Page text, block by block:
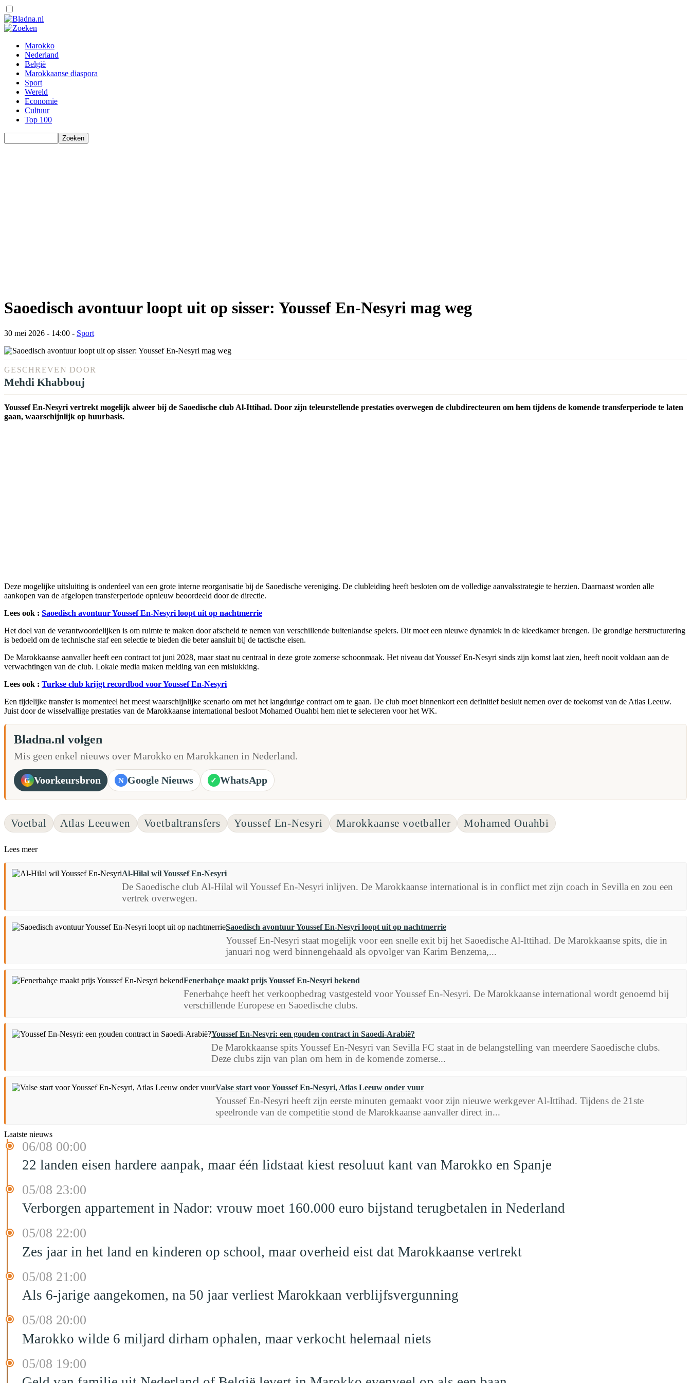
Marokko
Nederland
België
Marokkaanse diaspora
Sport
Wereld
Economie
Cultuur
Top 100
Saoedisch avontuur loopt uit op sisser: Youssef En-Nesyri mag weg
30 mei 2026 - 14:00 - Sport
GESCHREVEN DOOR
Mehdi Khabbouj
Youssef En-Nesyri vertrekt mogelijk alweer bij de Saoedische club Al-Ittihad. Door zijn teleurstellende prestaties overwegen de clubdirecteuren om hem tijdens de komende transferperiode te laten
gaan, waarschijnlijk op huurbasis.
Deze mogelijke uitsluiting is onderdeel van een grote interne reorganisatie bij de Saoedische vereniging. De clubleiding heeft besloten om de volledige aanvalsstrategie te herzien. Daarnaast worden alle
aankopen van de afgelopen transferperiode opnieuw beoordeeld door de directie.
Lees ook : Saoedisch avontuur Youssef En-Nesyri loopt uit op nachtmerrie
Het doel van de verantwoordelijken is om ruimte te maken door afscheid te nemen van verschillende buitenlandse spelers. Dit moet een nieuwe dynamiek in de kleedkamer brengen. De grondige herstructurering
is bedoeld om de technische staf een selectie te bieden die beter aansluit bij de tactische eisen.
De Marokkaanse aanvaller heeft een contract tot juni 2028, maar staat nu centraal in deze grote zomerse schoonmaak. Het niveau dat Youssef En-Nesyri sinds zijn komst laat zien, heeft nooit voldaan aan de
verwachtingen van de club. Lokale media maken melding van een mislukking.
Lees ook : Turkse club krijgt recordbod voor Youssef En-Nesyri
Een tijdelijke transfer is momenteel het meest waarschijnlijke scenario om met het langdurige contract om te gaan. De club moet binnenkort een definitief besluit nemen over de toekomst van de Atlas Leeuw.
Juist door de wisselvallige prestaties van de Marokkaanse international besloot Mohamed Ouahbi hem niet te selecteren voor het WK.
Bladna.nl volgen
Mis geen enkel nieuws over Marokko en Marokkanen in Nederland.
G Voorkeursbron N Google Nieuws ✓ WhatsApp
Voetbal Atlas Leeuwen Voetbaltransfers Youssef En-Nesyri Marokkaanse voetballer Mohamed Ouahbi
Lees meer
Al-Hilal wil Youssef En-Nesyri
De Saoedische club Al-Hilal wil Youssef En-Nesyri inlijven. De Marokkaanse international is in conflict met zijn coach in Sevilla en zou een
vertrek overwegen.
Saoedisch avontuur Youssef En-Nesyri loopt uit op nachtmerrie
Youssef En-Nesyri staat mogelijk voor een snelle exit bij het Saoedische Al-Ittihad. De Marokkaanse spits, die in
januari nog werd binnengehaald als opvolger van Karim Benzema,...
Fenerbahçe maakt prijs Youssef En-Nesyri bekend
Fenerbahçe heeft het verkoopbedrag vastgesteld voor Youssef En-Nesyri. De Marokkaanse international wordt genoemd bij
verschillende Europese en Saoedische clubs.
Youssef En-Nesyri: een gouden contract in Saoedi-Arabië?
De Marokkaanse spits Youssef En-Nesyri van Sevilla FC staat in de belangstelling van meerdere Saoedische clubs.
Deze clubs zijn van plan om hem in de komende zomerse...
Valse start voor Youssef En-Nesyri, Atlas Leeuw onder vuur
Youssef En-Nesyri heeft zijn eerste minuten gemaakt voor zijn nieuwe werkgever Al-Ittihad. Tijdens de 21ste
speelronde van de competitie stond de Marokkaanse aanvaller direct in...
Laatste nieuws
06/08 00:00
22 landen eisen hardere aanpak, maar één lidstaat kiest resoluut kant van Marokko en Spanje
05/08 23:00
Verborgen appartement in Nador: vrouw moet 160.000 euro bijstand terugbetalen in Nederland
05/08 22:00
Zes jaar in het land en kinderen op school, maar overheid eist dat Marokkaanse vertrekt
05/08 21:00
Als 6-jarige aangekomen, na 50 jaar verliest Marokkaan verblijfsvergunning
05/08 20:00
Marokko wilde 6 miljard dirham ophalen, maar verkocht helemaal niets
05/08 19:00